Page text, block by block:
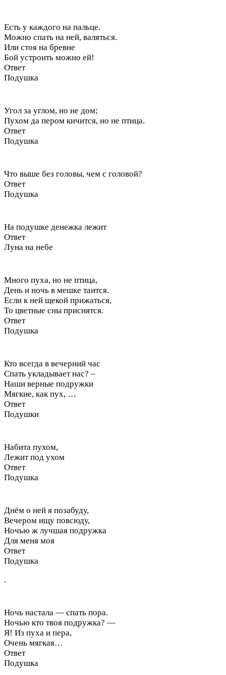
Есть у каждого на пальце.
Можно спать на ней, валяться.
Или стоя на бревне
Бой устроить можно ей!
Ответ
Подушка
Угол за углом, но не дом;
Пухом да пером кичится, но не птица.
Ответ
Подушка
Что выше без головы, чем с головой?
Ответ
Подушка
На подушке денежка лежит
Ответ
Луна на небе
Много пуха, но не птица,
День и ночь в мешке таится.
Если к ней щекой прижаться,
То цветные сны приснятся.
Ответ
Подушка
Кто всегда в вечерний час
Спать укладывает нас? –
Наши верные подружки
Мягкие, как пух, …
Ответ
Подушки
Набита пухом,
Лежит под ухом
Ответ
Подушка
Днём о ней я позабуду,
Вечером ищу повсюду,
Ночью ж лучшая подружка
Для меня моя
Ответ
Подушка
.
Ночь настала — спать пора.
Ночью кто твоя подружка? —
Я! Из пуха и пера,
Очень мягкая…
Ответ
Подушка